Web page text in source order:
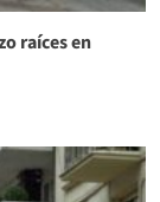
raíces en